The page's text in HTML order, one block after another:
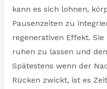
kann es sich lohnen,
Pausenzeiten zu
regenerativen Effekt.
ruhen zu lassen und
Spätestens wenn der
Rücken zwickt, ist es